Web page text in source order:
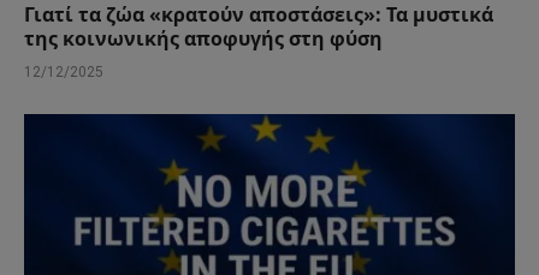
Γιατί τα ζώα «κρατούν αποστάσεις»: Τα μυστικά
της κοινωνικής αποφυγής στη φύση
12/12/2025